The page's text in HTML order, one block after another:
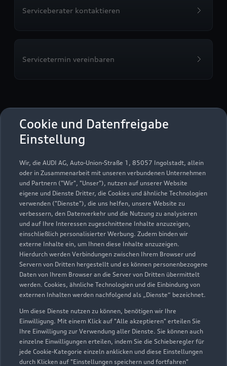
Cookie und Datenfreigabe
Einstellung
Wir, die AUDI AG, Auto-Union-Straße 1, 85057 Ingolstadt, allein
oder in Zusammenarbeit mit unseren verbundenen Unternehmen
und Partnern ("Wir", "Unser"), nutzen auf unserer Website
eigene und Dienste Dritter, die Cookies und ähnliche Technologien
verwenden ("Dienste"), die uns helfen, unsere Website zu
verbessern, den Datenverkehr und die Nutzung zu analysieren
und auf Ihre Interessen zugeschnittene Inhalte anzuzeigen,
einschließlich personalisierter Werbung. Zudem binden wir
externe Inhalte ein, um Ihnen diese Inhalte anzuzeigen.
Hierdurch werden Verbindungen zwischen Ihrem Browser und
Servern von Dritten hergestellt und es können personenbezogene
Daten von Ihrem Browser an die Server von Dritten übermittelt
werden. Cookies, ähnliche Technologien und die Einbindung von
externen Inhalten werden nachfolgend als „Dienste“ bezeichnet.
Um diese Dienste nutzen zu können, benötigen wir Ihre
Einwilligung. Mit einem Klick auf "Alle akzeptieren" erteilen Sie
Ihre Einwilligung zur Verwendung aller Dienste. Sie können auch
einzelne Einwilligungen erteilen, indem Sie die Schieberegler für
jede Cookie-Kategorie einzeln anklicken und diese Einstellungen
durch Klicken auf "Einstellungen speichern und fortfahren"
Serviceberater kontaktieren
Servicetermin vereinbaren
Gottfried Schultz
Dormagen
Lübecker Straße 17
41540 Dormagen
02133 25160